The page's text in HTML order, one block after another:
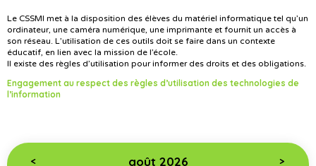
Le CSSMI met à la disposition des élèves du matériel informatique tel qu’un
ordinateur, une caméra numérique, une imprimante et fournit un accès à
son réseau. L’utilisation de ces outils doit se faire dans un contexte
éducatif, en lien avec la mission de l’école.
Il existe des règles d’utilisation pour informer des droits et des obligations.
Engagement au respect des règles d’utilisation des technologies de
l’information
< août 2026 >